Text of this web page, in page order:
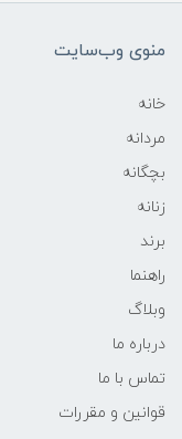
منوی وب‌سایت
خانه
مردانه
بچگانه
زنانه
برند
راهنما
وبلاگ
درباره ما
تماس با ما
قوانین و مقررات